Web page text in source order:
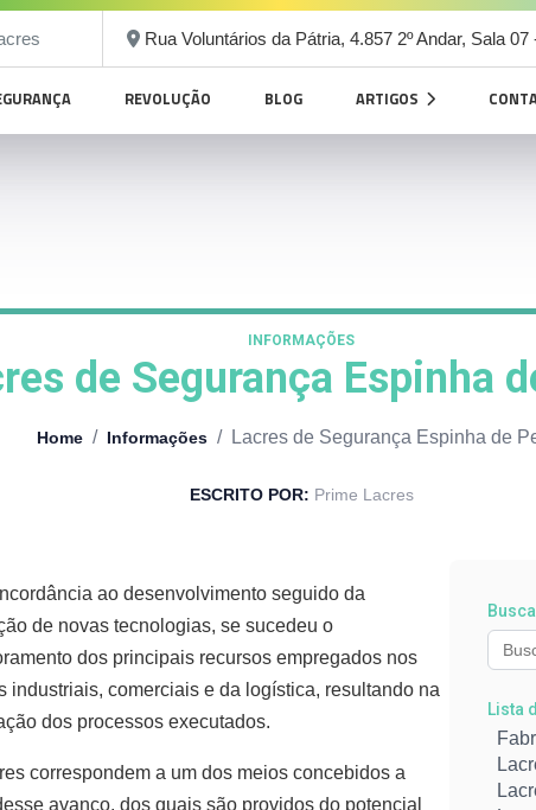
Rua Voluntários da Pátria, 4.857 2º Andar, Sala
REVOLUÇÃO BLOG ARTIGOS
INFORMAÇÕES
de Segurança Espinha
Home / Informações / Lacres de Segurança Espinha de
ESCRITO POR: Prime Lacres
ao desenvolvimento seguido da
de novas tecnologias, se sucedeu o
dos principais recursos empregados nos
industriais, comerciais e da logística, resultando na
dos processos executados.
correspondem a um dos meios concebidos a
avanço, dos quais são providos do potencial
Lista